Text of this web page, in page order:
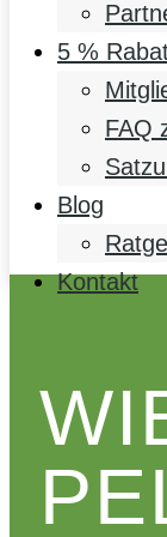
5 %
FAQ
Blog
Kontakt